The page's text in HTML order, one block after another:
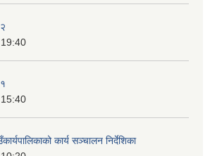
कार्य सञ्चालन निर्देशिका